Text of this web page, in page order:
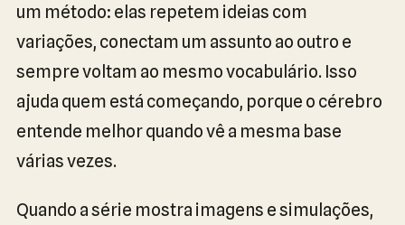
um método: elas repetem ideias com
variações, conectam um assunto ao outro e
sempre voltam ao mesmo vocabulário. Isso
ajuda quem está começando, porque o cérebro
entende melhor quando vê a mesma base
várias vezes.
Quando a série mostra imagens e simulações,